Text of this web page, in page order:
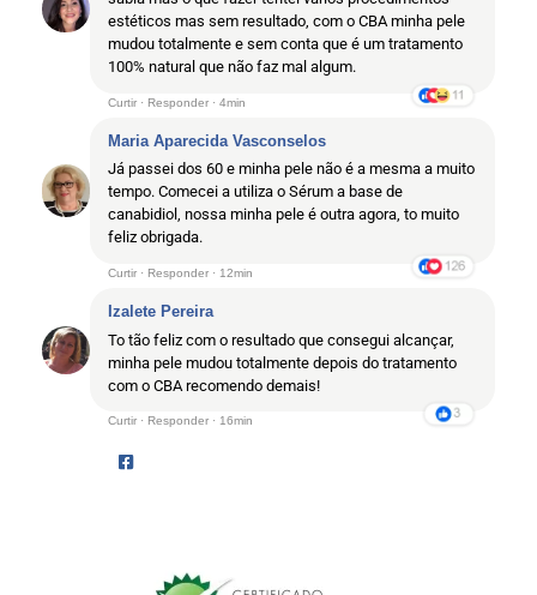
estéticos mas sem resultado, com o CBA minha pele
mudou totalmente e sem conta que é um tratamento
100% natural que não faz mal algum.
Curtir · Responder · 4min
Maria Aparecida Vasconselos
Já passei dos 60 e minha pele não é a mesma a muito
tempo. Comecei a utiliza o Sérum a base de
canabidiol, nossa minha pele é outra agora, to muito
feliz obrigada.
Curtir · Responder · 12min
Izalete Pereira
To tão feliz com o resultado que consegui alcançar,
minha pele mudou totalmente depois do tratamento
com o CBA recomendo demais!
Curtir · Responder · 16min